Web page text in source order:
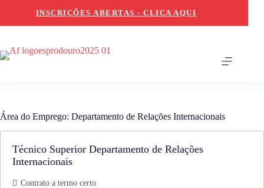
content
INSCRIÇÕES ABERTAS - CLICA AQUI
Área do Emprego: Departamento de Relações Internacionais
Técnico Superior Departamento de Relações
Internacionais
Contrato a termo certo